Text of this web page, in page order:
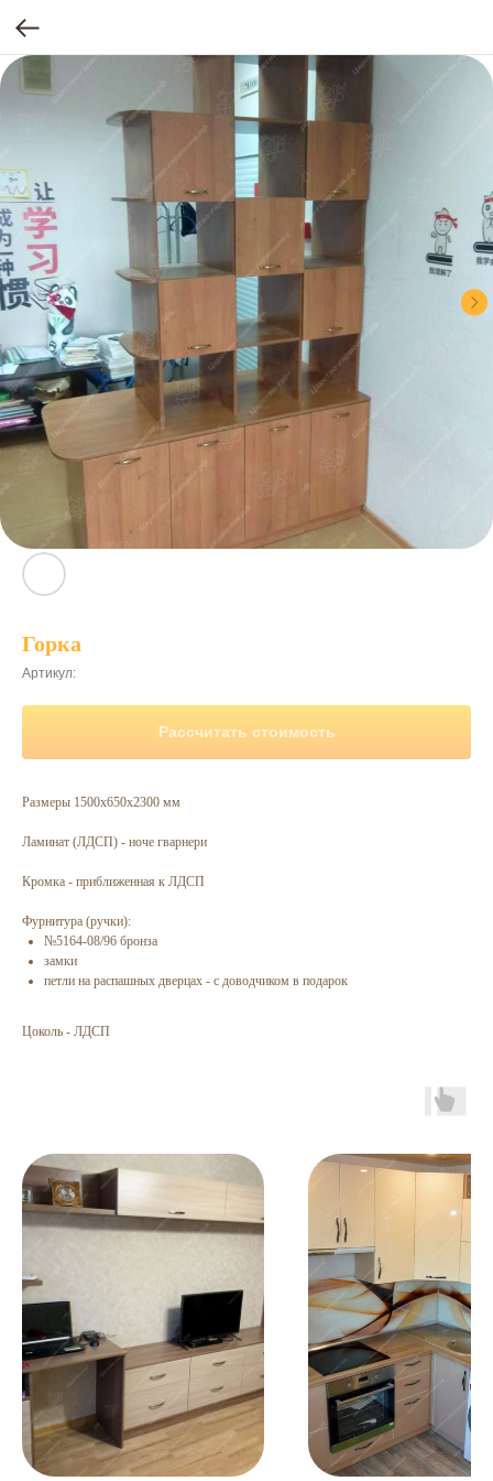
Горка
Артикул:
Рассчитать стоимость
Размеры 1500х650х2300 мм
Ламинат (ЛДСП) - ноче гварнери
Кромка - приближенная к ЛДСП
Фурнитура (ручки):
№5164-08/96 бронза
замки
петли на распашных дверцах - с доводчиком в подарок
Цоколь - ЛДСП